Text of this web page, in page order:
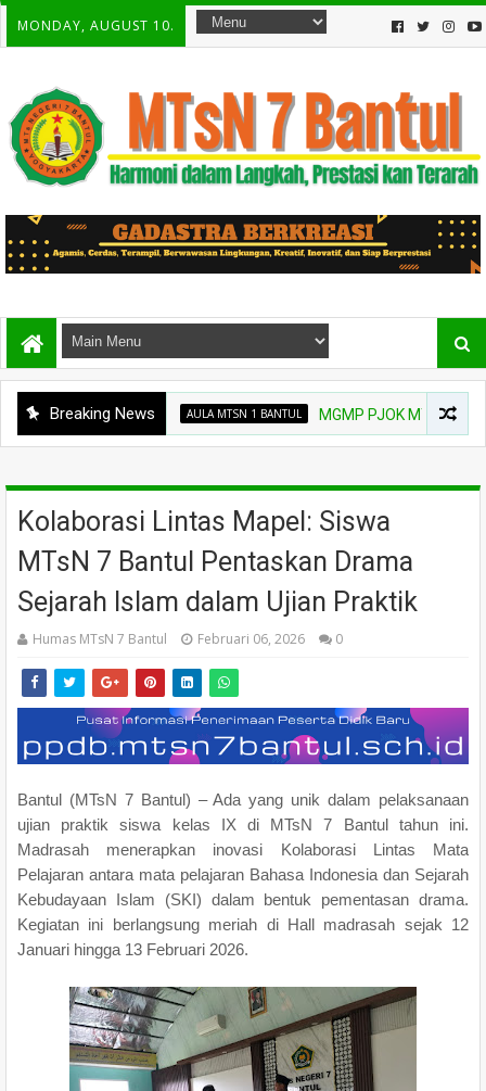
MONDAY, AUGUST 10.
Breaking NewsAULA MTSN 1 BANTUL MGMP PJOK MTs Bantul
Kolaborasi Lintas Mapel: Siswa
MTsN 7 Bantul Pentaskan Drama
Sejarah Islam dalam Ujian Praktik
Humas MTsN 7 Bantul Februari 06, 2026 0
Bantul (MTsN 7 Bantul) – Ada yang unik dalam pelaksanaan
ujian praktik siswa kelas IX di MTsN 7 Bantul tahun ini.
Madrasah menerapkan inovasi Kolaborasi Lintas Mata
Pelajaran antara mata pelajaran Bahasa Indonesia dan Sejarah
Kebudayaan Islam (SKI) dalam bentuk pementasan drama.
Kegiatan ini berlangsung meriah di Hall madrasah sejak 12
Januari hingga 13 Februari 2026.